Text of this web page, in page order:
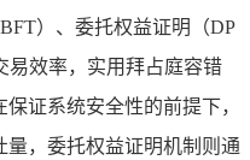
）、委托权益证明（DP
易效率，实用拜占庭容错
证系统安全性的前提下，
量，委托权益证明机制则通